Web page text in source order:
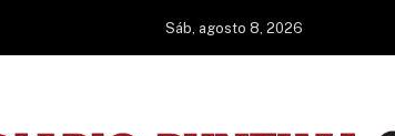
Sáb, agosto 8, 2026